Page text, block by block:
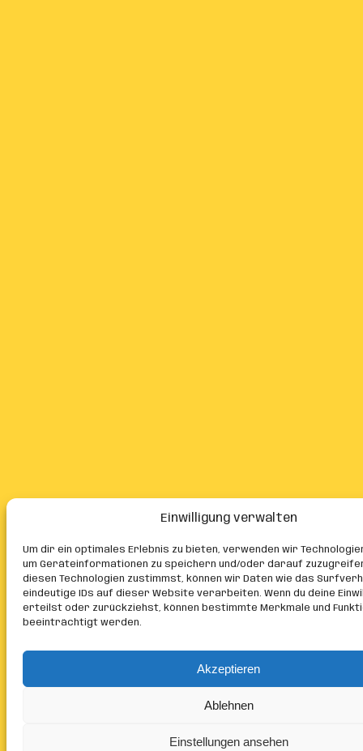
Einwilligung verwalten
Um dir ein optimales Erlebnis zu bieten, verwenden wir
um Geräteinformationen zu speichern und/oder darauf
diesen Technologien zustimmst, können wir Daten wie das
eindeutige IDs auf dieser Website verarbeiten. Wenn du deine
erteilst oder zurückziehst, können bestimmte Merkmale und
beeinträchtigt werden.
Akzeptieren
Ablehnen
Einstellungen ansehen